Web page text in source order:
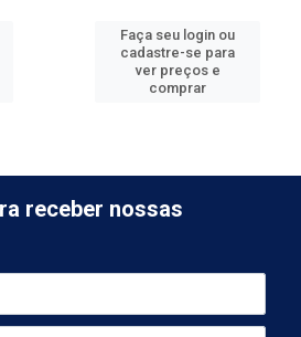
Faça seu login ou
cadastre-se para
ver preços e
comprar
receber nossas